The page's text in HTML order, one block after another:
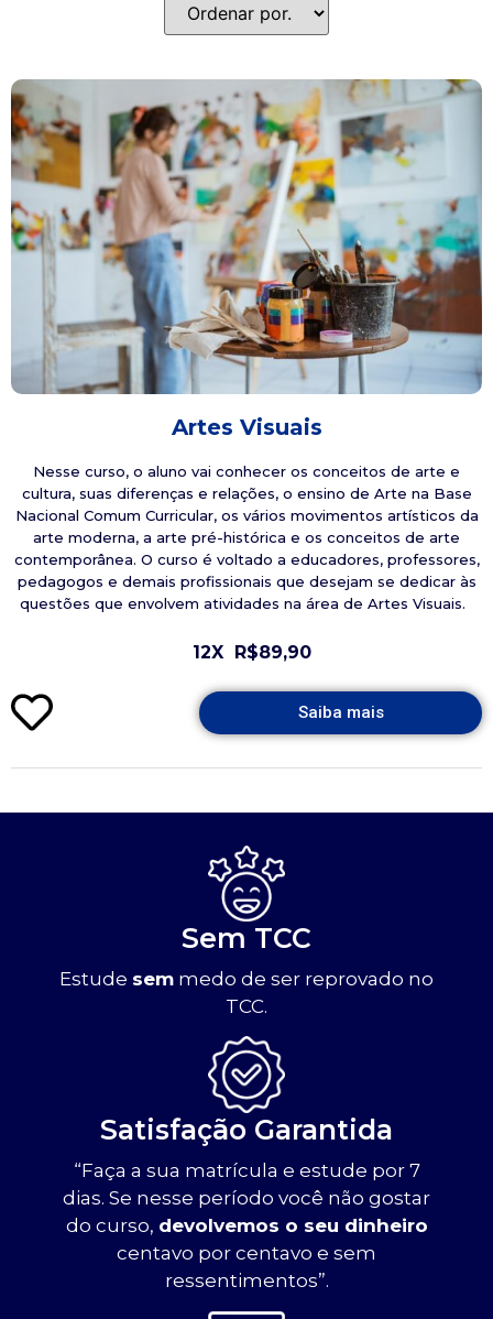
Artes Visuais
Nesse curso, o aluno vai conhecer os conceitos de arte e
cultura, suas diferenças e relações, o ensino de Arte na Base
Nacional Comum Curricular, os vários movimentos artísticos da
arte moderna, a arte pré-histórica e os conceitos de arte
contemporânea. O curso é voltado a educadores, professores,
pedagogos e demais profissionais que desejam se dedicar às
questões que envolvem atividades na área de Artes Visuais.
12X R$89,90
Saiba mais
Sem TCC
Estude sem medo de ser reprovado no
TCC.
Satisfação Garantida
“Faça a sua matrícula e estude por 7
dias. Se nesse período você não gostar
do curso, devolvemos o seu dinheiro
centavo por centavo e sem
ressentimentos”.